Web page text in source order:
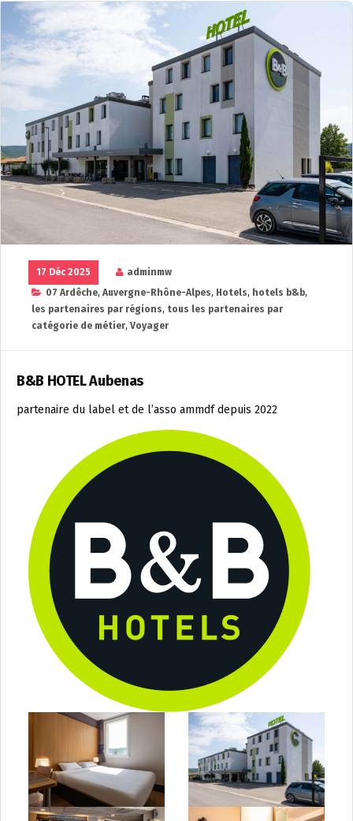
17 Déc 2025
adminmw
07 Ardêche, Auvergne-Rhône-Alpes, Hotels, hotels b&b,
les partenaires par régions, tous les partenaires par
catégorie de métier, Voyager
B&B HOTEL Aubenas
partenaire du label et de l’asso ammdf depuis 2022